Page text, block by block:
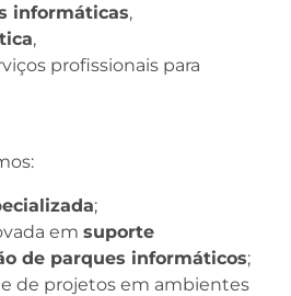
informáticas,
,
profissionais para
;
em suporte
de parques informáticos;
de projetos em ambientes